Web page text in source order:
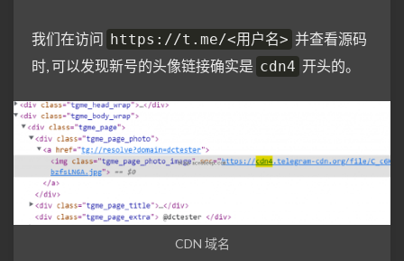
我们在访问 https://t.me/<用户名> 并查看源码
时, 可以发现新号的头像链接确实是 cdn4 开头的。
CDN 域名